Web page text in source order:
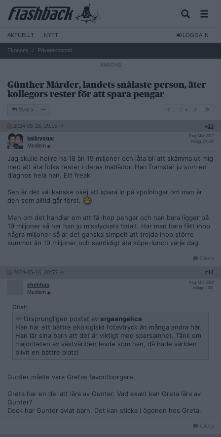
AKTUELLT NYTT LOGGA IN
Ekonomi Privatekonomi
Günther Mårder, landets snålaste person, äter
kollegors rester för att spara pengar
Svara
2024-05-16, 20:15 #13
kalkryggar
Medlem
Reg: Mar 2017
Inlägg: 20 186
Jag skulle hellre ha 18 än 19 miljoner och låta bli att skämma ut mig
med att äta folks rester i deras matlådor. Han framstår ju som en
diagnos hela han. Ett freak.
Sen är det väl kanske okej att spara in på spolningar om man är
den som alltid går först.
Men om det handlar om att få ihop pengar och han bara ligger på
19 miljoner så har han ju misslyckats totalt. Har man bara fått ihop
några miljoner så är det ganska simpelt att trejda ihop större
summor än 19 miljoner och samtidigt äta köpe-lunch varje dag.
Citera
2024-05-16, 20:55 #14
ehehhas
Medlem
Reg: Mar 2022
Inlägg: 1 241
Citat:
Ursprungligen postat av argaangelica
Han har ett bättre ekologiskt fotavtryck än många andra här.
Han lär sina barn att det är viktigt med sparsamhet. Tänk om
majoriteten av västvärlden levde som han, då hade världen
blivit en bättre plats!
Gunter måste vara Gretas favoritborgare.
Greta har en del att lära av Gunter. Vad exakt kan Greta lära av
Gunter?
Dock har Gunter avlat barn. Det kan sticka i ögonen hos Greta.
Citera